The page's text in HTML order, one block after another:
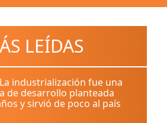
LEÍDAS
industrialización fue una
de desarrollo planteada
y sirvió de poco al país